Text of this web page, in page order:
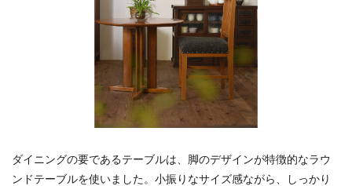
ダイニングの要であるテーブルは、脚のデザインが特徴的なラウ
ンドテーブルを使いました。小振りなサイズ感ながら、しっかり